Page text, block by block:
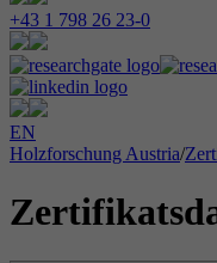
+43 1 798 26 23-0
EN
Holzforschung Austria/